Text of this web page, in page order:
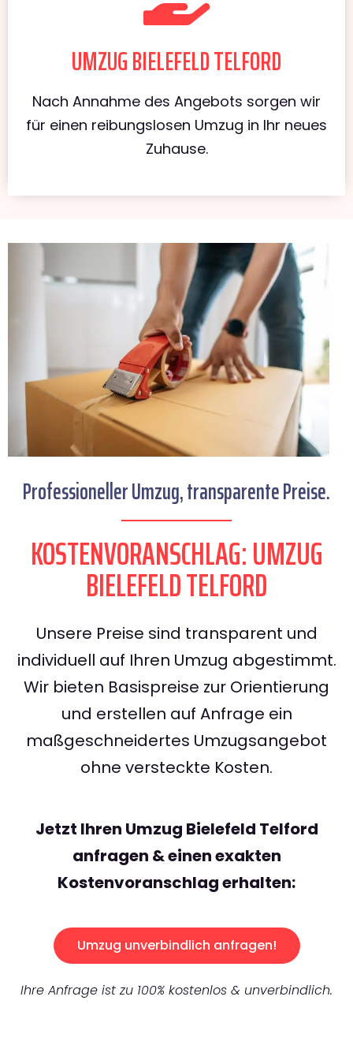
UMZUG BIELEFELD TELFORD
Nach Annahme des Angebots sorgen wir
für einen reibungslosen Umzug in Ihr neues
Zuhause.
Professioneller Umzug, transparente Preise.
KOSTENVORANSCHLAG: UMZUG
BIELEFELD TELFORD
Unsere Preise sind transparent und
individuell auf Ihren Umzug abgestimmt.
Wir bieten Basispreise zur Orientierung
und erstellen auf Anfrage ein
maßgeschneidertes Umzugsangebot
ohne versteckte Kosten.
Jetzt Ihren Umzug Bielefeld Telford
anfragen & einen exakten
Kostenvoranschlag erhalten:
Umzug unverbindlich anfragen!
Ihre Anfrage ist zu 100% kostenlos & unverbindlich.